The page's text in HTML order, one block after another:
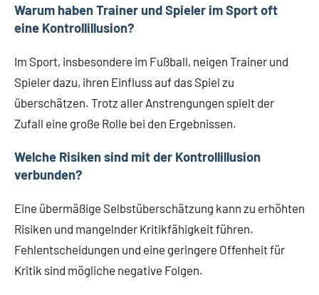
Warum haben Trainer und Spieler im Sport oft
eine Kontrollillusion?
Im Sport, insbesondere im Fußball, neigen Trainer und
Spieler dazu, ihren Einfluss auf das Spiel zu
überschätzen. Trotz aller Anstrengungen spielt der
Zufall eine große Rolle bei den Ergebnissen.
Welche Risiken sind mit der Kontrollillusion
verbunden?
Eine übermäßige Selbstüberschätzung kann zu erhöhten
Risiken und mangelnder Kritikfähigkeit führen.
Fehlentscheidungen und eine geringere Offenheit für
Kritik sind mögliche negative Folgen.